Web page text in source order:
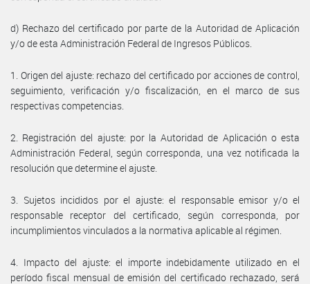
d) Rechazo del certificado por parte de la Autoridad de Aplicación
y/o de esta Administración Federal de Ingresos Públicos.
1. Origen del ajuste: rechazo del certificado por acciones de control,
seguimiento, verificación y/o fiscalización, en el marco de sus
respectivas competencias.
2. Registración del ajuste: por la Autoridad de Aplicación o esta
Administración Federal, según corresponda, una vez notificada la
resolución que determine el ajuste.
3. Sujetos incididos por el ajuste: el responsable emisor y/o el
responsable receptor del certificado, según corresponda, por
incumplimientos vinculados a la normativa aplicable al régimen.
4. Impacto del ajuste: el importe indebidamente utilizado en el
período fiscal mensual de emisión del certificado rechazado, será